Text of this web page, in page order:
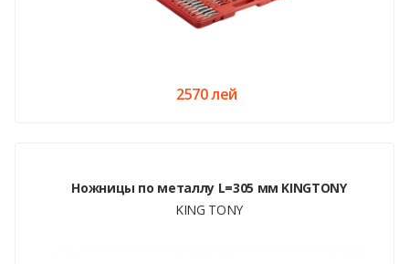
2570 лей
Ножницы по металлу L=305 мм KINGTONY
KING TONY